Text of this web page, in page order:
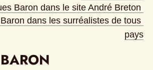
Baron dans le site André Breton
dans les surréalistes de tous
pays